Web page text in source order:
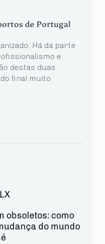
de Portugal
Há da parte
e
destas duas
final muito
obsoletos: como
do mundo